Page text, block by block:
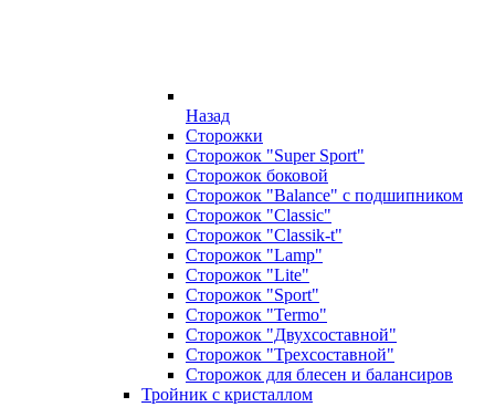
Назад
Сторожки
Сторожок "Super Sport"
Сторожок боковой
Сторожок "Balance" с подшипником
Сторожок "Classic"
Сторожок "Classik-t"
Сторожок "Lamp"
Сторожок "Lite"
Сторожок "Sport"
Сторожок "Termo"
Сторожок "Двухсоставной"
Сторожок "Трехсоставной"
Сторожок для блесен и балансиров
Тройник с кристаллом